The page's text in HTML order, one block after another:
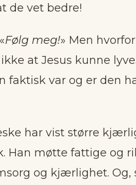
de vet bedre!
Følg meg!» Men
at Jesus kunne
faktisk var og er den
har vist større
Han møtte fattige og
og kjærlighet. Og,